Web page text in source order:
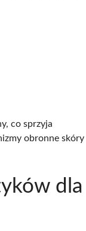
co sprzyja
obronne skóry
dla